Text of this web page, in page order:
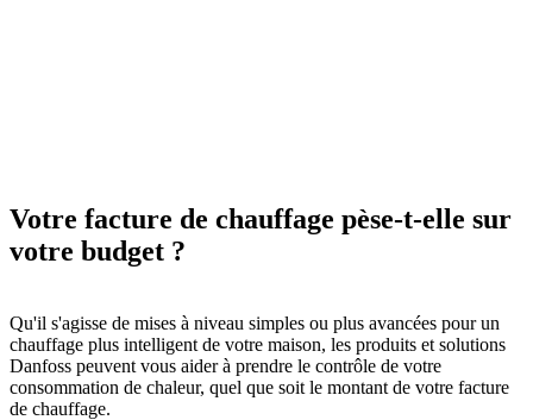
Votre facture de chauffage pèse-t-elle sur
votre budget ?
Qu'il s'agisse de mises à niveau simples ou plus avancées pour un
chauffage plus intelligent de votre maison, les produits et solutions
Danfoss peuvent vous aider à prendre le contrôle de votre
consommation de chaleur, quel que soit le montant de votre facture
de chauffage.